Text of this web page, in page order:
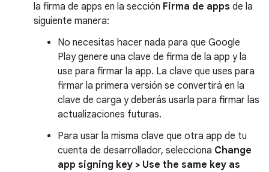
la firma de apps en la sección Firma de apps de la
siguiente manera:
No necesitas hacer nada para que Google
Play genere una clave de firma de la app y la
use para firmar la app. La clave que uses para
firmar la primera versión se convertirá en la
clave de carga y deberás usarla para firmar las
actualizaciones futuras.
Para usar la misma clave que otra app de tu
cuenta de desarrollador, selecciona Change
app signing key > Use the same key as